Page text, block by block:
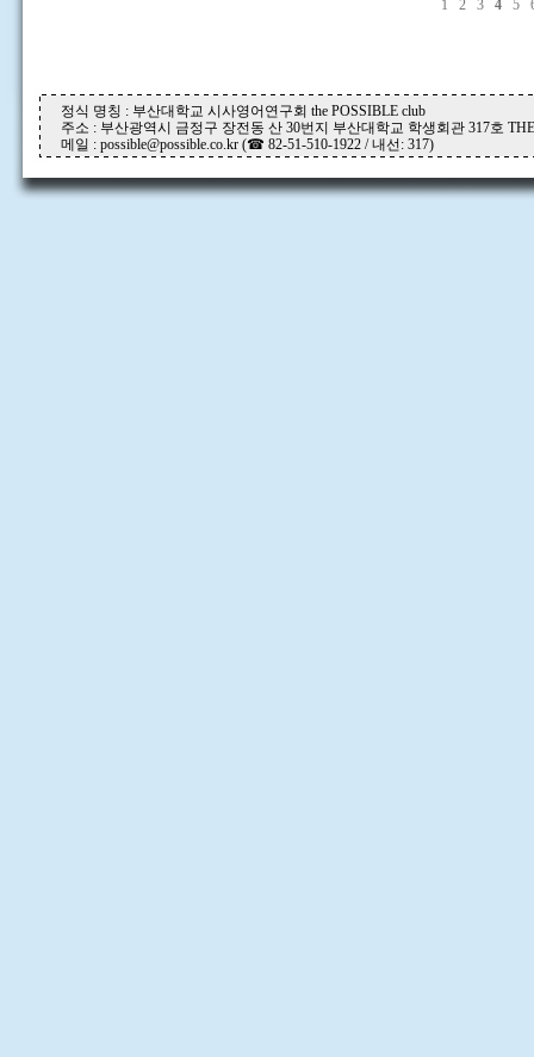
1 2 3 4 5
정식 명칭 : 부산대학교 시사영어연구회 the POSSIBLE club
주소 : 부산광역시 금정구 장전동 산 30번지 부산대학교 학생회관 317호
메일 : possible@possible.co.kr (☎ 82-51-510-1922 / 내선: 317)